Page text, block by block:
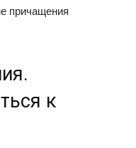
причащения
к